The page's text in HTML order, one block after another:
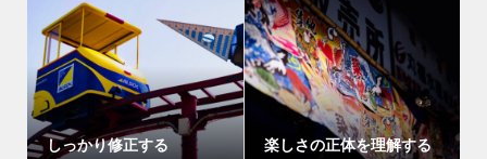
しっかり修正する 楽しさの正体を理解する